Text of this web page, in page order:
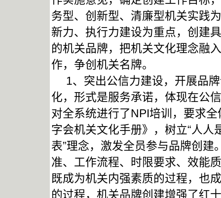
务型、创新型、清廉型机关实践
新力、执行力建设为重点，创建
的机关品牌，把机关文化理念融
作，争创机关名牌。
1、突出公信力建设，开展品
化，形式是服务承诺，体现在公
对全系统进行了NPI培训，要求
字会机关文化手册》，树立“人
表”理念，激发全员参与品牌创
准、工作流程、时限要求、效能
既成为机关内强素质的过程，也
的过程，机关品牌创建增强了红